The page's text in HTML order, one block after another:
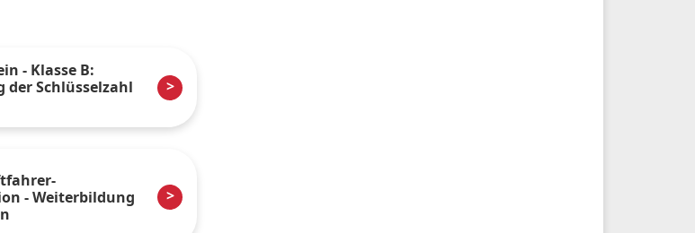
- Klasse B:
der Schlüsselzahl
- Weiterbildung